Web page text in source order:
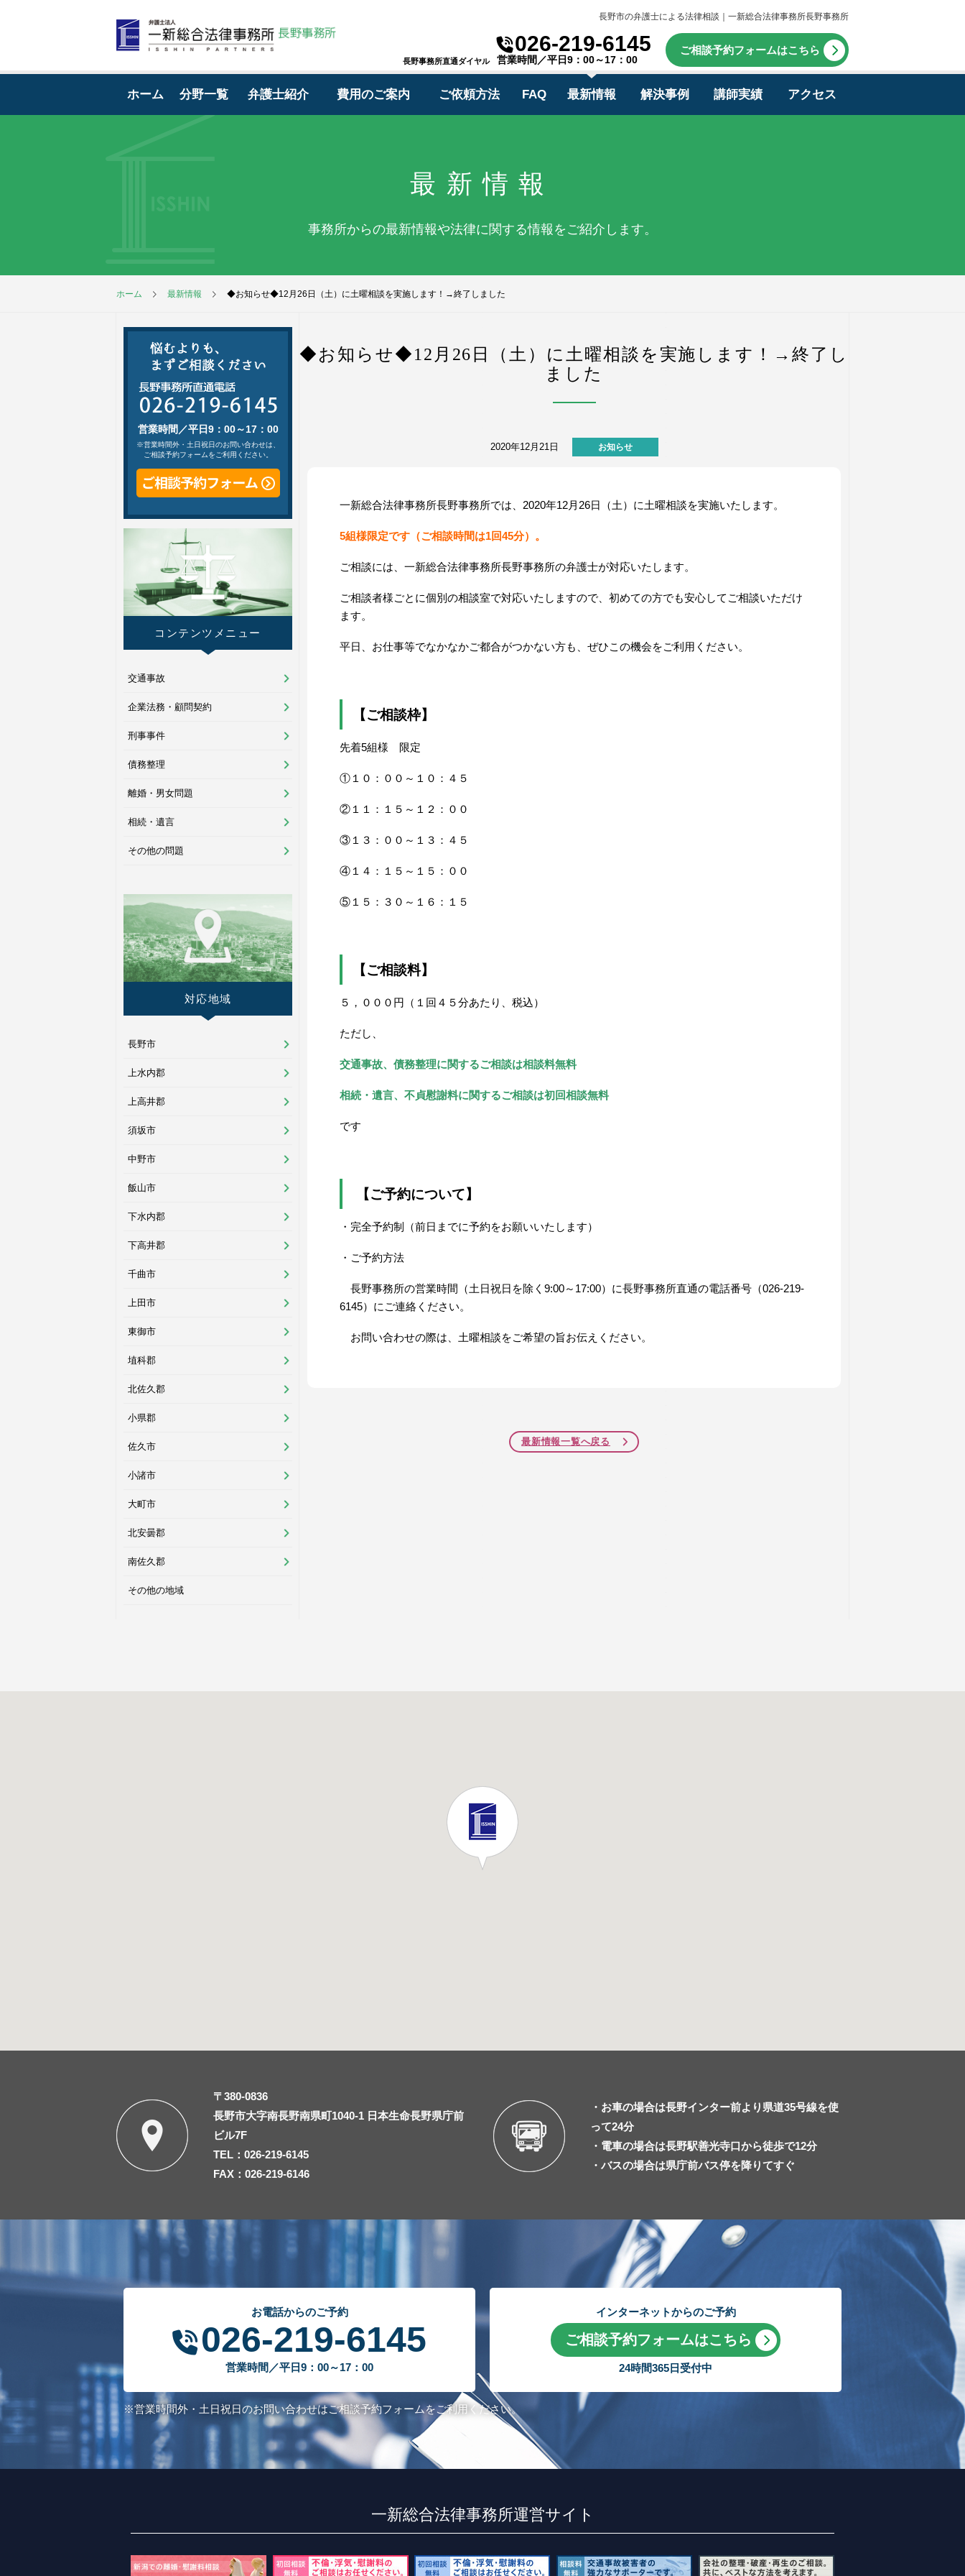
長野市の弁護士による法律相談｜一新総合法律事務所長野事務所
長野事務所直通ダイヤル
026-219-6145
営業時間／平日9：00～17：00
ご相談予約フォームはこちら
ホーム 分野一覧 弁護士紹介 費用のご案内 ご依頼方法 FAQ 最新情報 解決事例 講師実績 アクセス
最新情報
事務所からの最新情報や法律に関する情報をご紹介します。
ホーム 最新情報 ◆お知らせ◆12月26日（土）に土曜相談を実施します！→終了しました
◆お知らせ◆12月26日（土）に土曜相談を実施します！→終了し
ました
2020年12月21日 お知らせ
一新総合法律事務所長野事務所では、2020年12月26日（土）に土曜相談を実施いたします。
5組様限定です（ご相談時間は1回45分）。
ご相談には、一新総合法律事務所長野事務所の弁護士が対応いたします。
ご相談者様ごとに個別の相談室で対応いたしますので、初めての方でも安心してご相談いただけ
ます。
平日、お仕事等でなかなかご都合がつかない方も、ぜひこの機会をご利用ください。
【ご相談枠】
先着5組様 限定
①１０：００～１０：４５
②１１：１５～１２：００
③１３：００～１３：４５
④１４：１５～１５：００
⑤１５：３０～１６：１５
【ご相談料】
５，０００円（１回４５分あたり、税込）
ただし、
交通事故、債務整理に関するご相談は相談料無料
相続・遺言、不貞慰謝料に関するご相談は初回相談無料
です
【ご予約について】
・完全予約制（前日までに予約をお願いいたします）
・ご予約方法
長野事務所の営業時間（土日祝日を除く9:00～ 17:00）に長野事務所直通の電話番号（026-219-
6145）にご連絡ください。
お問い合わせの際は、土曜相談をご希望の旨お伝えください。
最新情報一覧へ戻る
営業時間／平日9：00～17：00
※営業時間外・土日祝日のお問い合わせは、
ご相談予約フォームをご利用ください。
コンテンツメニュー
交通事故
企業法務・顧問契約
刑事事件
債務整理
離婚・男女問題
相続・遺言
その他の問題
対応地域
長野市
上水内郡
上高井郡
須坂市
中野市
飯山市
下水内郡
下高井郡
千曲市
上田市
東御市
埴科郡
北佐久郡
小県郡
佐久市
小諸市
大町市
北安曇郡
南佐久郡
その他の地域
〒380-0836
長野市大字南長野南県町1040-1 日本生命長野県庁前
ビル7F
TEL：026-219-6145
FAX：026-219-6146
・お車の場合は長野インター前より県道35号線を使
って24分
・電車の場合は長野駅善光寺口から徒歩で12分
・バスの場合は県庁前バス停を降りてすぐ
お電話からのご予約
026-219-6145
営業時間／平日9：00～17：00
インターネットからのご予約
ご相談予約フォームはこちら
24時間365日受付中
※営業時間外・土日祝日のお問い合わせはご相談予約フォームをご利用ください。
一新総合法律事務所運営サイト